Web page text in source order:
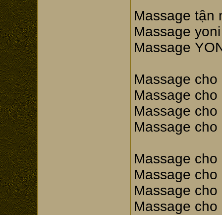
Massage tận
Massage
Massage
Massage
Massage
Massage
Massage
Massage
Massage
Massage
Massage